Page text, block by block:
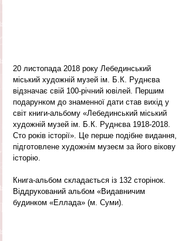
20 листопада 2018 року Лебединський
міський художній музей ім. Б.К. Руднєва
відзначає свій 100-річний ювілей. Першим
подарунком до знаменної дати став вихід у
світ книги-альбому «Лебединський міський
художній музей ім. Б.К. Руднєва 1918-2018.
Сто років історії». Це перше подібне видання,
підготовлене художнім музеєм за його вікову
історію.
Книга-альбом складається із 132 сторінок.
Віддрукований альбом «Видавничим
будинком «Еллада» (м. Суми).